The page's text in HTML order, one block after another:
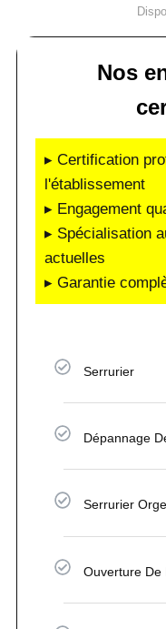
Nos
▸ Certification
l'établissement
▸ Engagement
▸ Spécialisation
actuelles
▸ Garantie
Serrurier
Dépannage
Serrurier
Ouverture De